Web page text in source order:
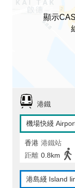
顯示
港鐵
機場快綫
香港 港鐵站
距離 0.8km
港島綫 Island